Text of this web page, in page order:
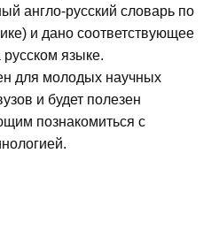
англо-русский словарь по
и дано соответствующее
языке.
для молодых научных
и будет полезен
познакомиться с